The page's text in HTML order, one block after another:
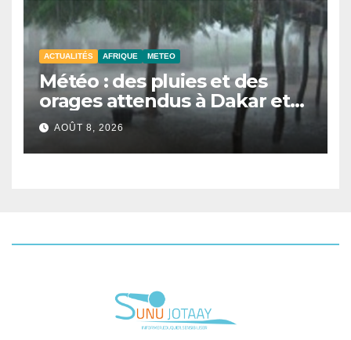
ACTUALITÉS AFRIQUE METEO
Météo : des pluies et des
orages attendus à Dakar et
dans plusieurs localités ce
samedi
AOÛT 8, 2026